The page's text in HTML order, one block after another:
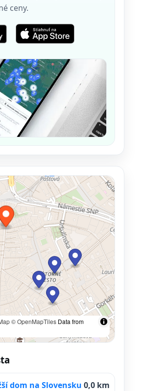
ceny.
© OpenMapTiles Data from
dom na Slovensku 0,0 km